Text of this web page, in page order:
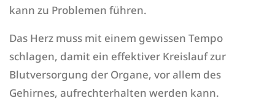
kann zu Problemen führen.
Das Herz muss mit einem gewissen Tempo
schlagen, damit ein effektiver Kreislauf zur
Blutversorgung der Organe, vor allem des
Gehirnes, aufrechterhalten werden kann.